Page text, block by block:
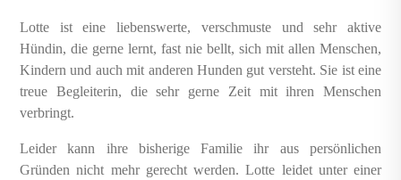
Lotte ist eine liebenswerte, verschmuste und sehr aktive
Hündin, die gerne lernt, fast nie bellt, sich mit allen Menschen,
Kindern und auch mit anderen Hunden gut versteht. Sie ist eine
treue Begleiterin, die sehr gerne Zeit mit ihren Menschen
verbringt.
Leider kann ihre bisherige Familie ihr aus persönlichen
Gründen nicht mehr gerecht werden. Lotte leidet unter einer